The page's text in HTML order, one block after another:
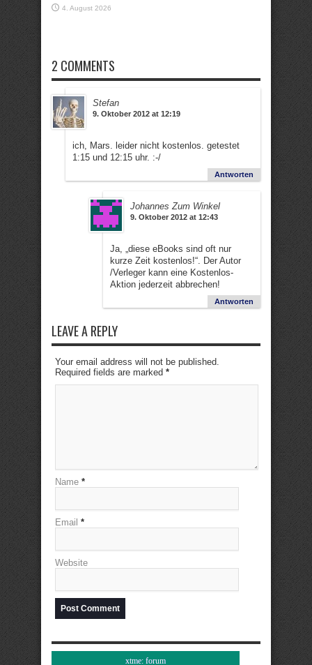
4. August 2026
2 COMMENTS
Stefan
9. Oktober 2012 at 12:19
ich, Mars. leider nicht kostenlos. getestet
1:15 und 12:15 uhr. :-/
Antworten
Johannes Zum Winkel
9. Oktober 2012 at 12:43
Ja, „diese eBooks sind oft nur
kurze Zeit kostenlos!“. Der Autor
/Verleger kann eine Kostenlos-
Aktion jederzeit abbrechen!
Antworten
LEAVE A REPLY
Your email address will not be published.
Required fields are marked *
Name *
Email *
Website
xtme: forum